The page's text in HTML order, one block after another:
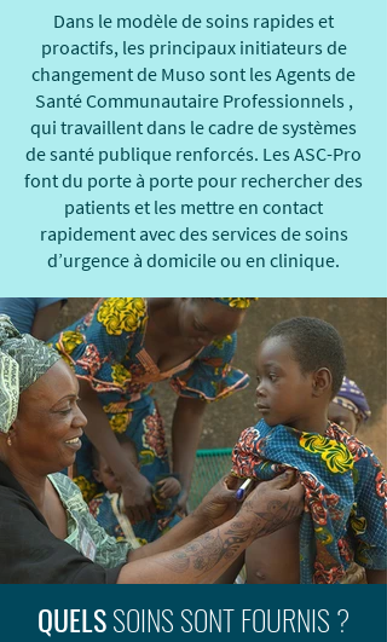
Dans le modèle de soins rapides et
proactifs, les principaux initiateurs de
changement de Muso sont les Agents de
Santé Communautaire Professionnels ,
qui travaillent dans le cadre de systèmes
de santé publique renforcés. Les ASC-Pro
font du porte à porte pour rechercher des
patients et les mettre en contact
rapidement avec des services de soins
d’urgence à domicile ou en clinique.
QUELSSOINS SONT FOURNIS ?